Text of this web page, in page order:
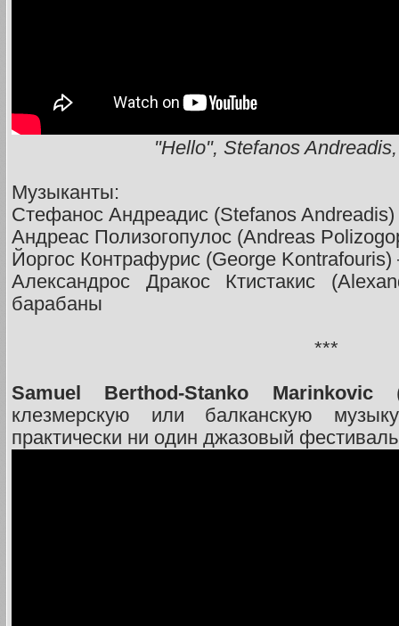
"Hello", Stefanos
Музыканты:
Стефанос Андреадис (Stefanos Andreadis)
Андреас Полизогопулос (Andreas
Йоргос Контрафурис (George
Александрос Дракос Ктистакис
барабаны
***
Samuel Berthod-Stanko Marinkovic
клезмерскую или балканскую
практически ни один джазовый